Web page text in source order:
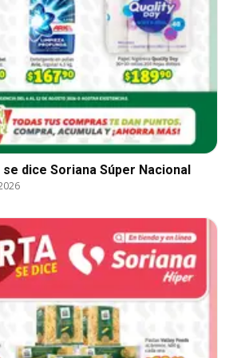
dice Soriana Súper Nacional